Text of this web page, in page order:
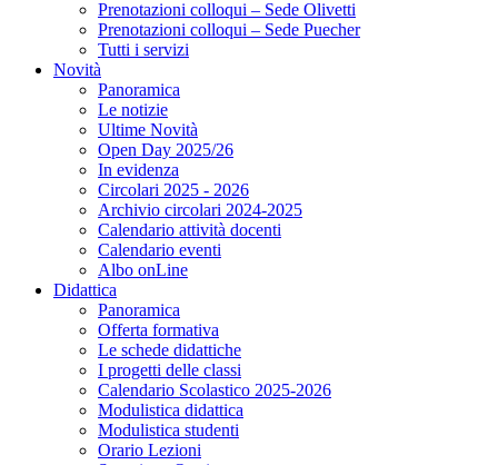
Prenotazioni colloqui – Sede Olivetti
Prenotazioni colloqui – Sede Puecher
Tutti i servizi
Novità
Panoramica
Le notizie
Ultime Novità
Open Day 2025/26
In evidenza
Circolari 2025 - 2026
Archivio circolari 2024-2025
Calendario attività docenti
Calendario eventi
Albo onLine
Didattica
Panoramica
Offerta formativa
Le schede didattiche
I progetti delle classi
Calendario Scolastico 2025-2026
Modulistica didattica
Modulistica studenti
Orario Lezioni